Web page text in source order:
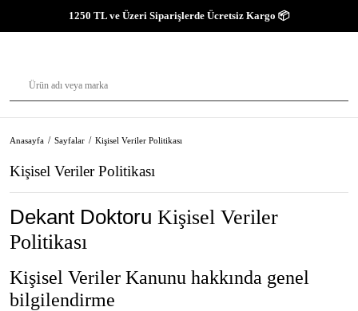
1250 TL ve Üzeri Siparişlerde Ücretsiz Kargo 📦
Anasayfa Sayfalar Kişisel Veriler Politikası
Kişisel Veriler Politikası
Dekant Doktoru Kişisel Veriler
Politikası
Kişisel Veriler Kanunu hakkında genel
bilgilendirme